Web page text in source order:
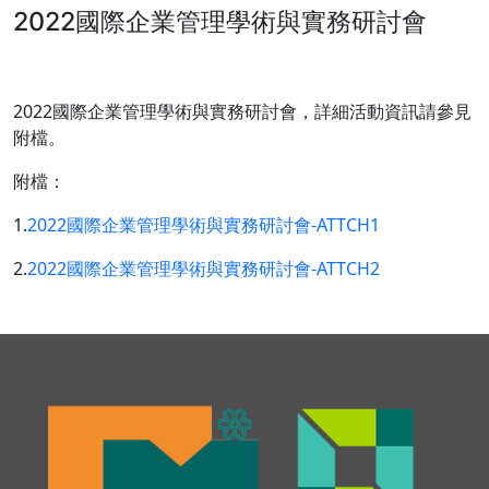
2022國際企業管理學術與實務研討會
2022國際企業管理學術與實務研討會，詳細活動資訊請參見
附檔。
附檔：
1.2022國際企業管理學術與實務研討會-ATTCH1
2.2022國際企業管理學術與實務研討會-ATTCH2